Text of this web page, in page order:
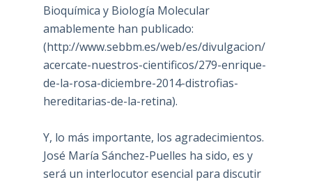
Bioquímica y Biología Molecular
amablemente han publicado:
(http://www.sebbm.es/web/es/divulgacion/
acercate-nuestros-cientificos/279-enrique-
de-la-rosa-diciembre-2014-distrofias-
hereditarias-de-la-retina).
Y, lo más importante, los agradecimientos.
José María Sánchez-Puelles ha sido, es y
será un interlocutor esencial para discutir